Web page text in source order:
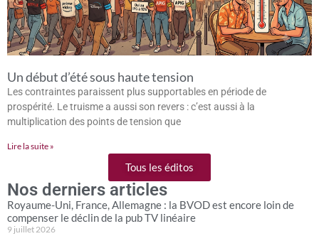
Un début d’été sous haute tension
Les contraintes paraissent plus supportables en période de
prospérité. Le truisme a aussi son revers : c’est aussi à la
multiplication des points de tension que
Lire la suite »
Tous les éditos
Nos derniers articles
Royaume-Uni, France, Allemagne : la BVOD est encore loin de
compenser le déclin de la pub TV linéaire
9 juillet 2026